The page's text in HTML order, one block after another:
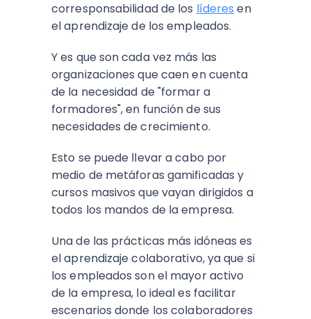
corresponsabilidad de los líderes en
el aprendizaje de los empleados.
Y es que son cada vez más las
organizaciones que caen en cuenta
de la necesidad de "formar a
formadores", en función de sus
necesidades de crecimiento.
Esto se puede llevar a cabo por
medio de metáforas gamificadas y
cursos masivos que vayan dirigidos a
todos los mandos de la empresa.
Una de las prácticas más idóneas es
el aprendizaje colaborativo, ya que si
los empleados son el mayor activo
de la empresa, lo ideal es facilitar
escenarios donde los colaboradores